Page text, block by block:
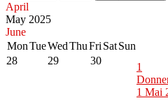
April
May 2025
June
MonTueWedThuFri SatSun
28
29 30
1
1 Mai